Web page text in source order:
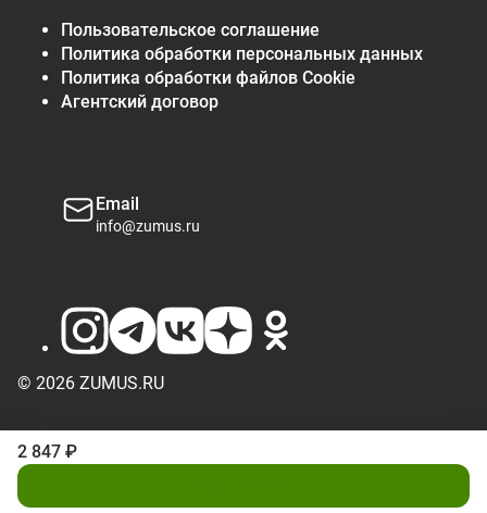
2 847 ₽
Пользовательское соглашение
Политика обработки персональных данных
Политика обработки файлов Cookie
Агентский договор
Email
info@zumus.ru
© 2026 ZUMUS.RU